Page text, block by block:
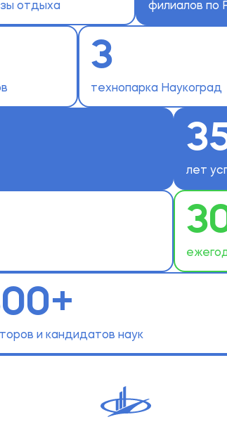
отдыха филиалов по
3
технопарка Наукоград
лет
и кандидатов наук